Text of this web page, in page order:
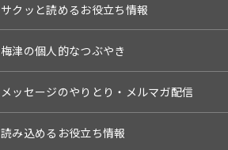
サクッと読めるお役立ち情報
梅津の個人的なつぶやき
メッセージのやりとり・メルマガ配信
読み込めるお役立ち情報